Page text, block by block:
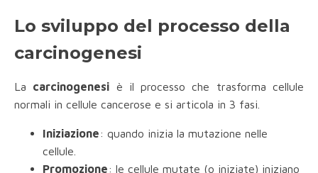
Lo sviluppo del processo della
carcinogenesi
La carcinogenesi è il processo che trasforma cellule
normali in cellule cancerose e si articola in 3 fasi.
Iniziazione: quando inizia la mutazione nelle
cellule.
Promozione: le cellule mutate (o iniziate) iniziano